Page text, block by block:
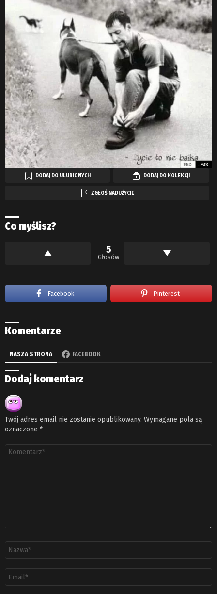
DODAJ DO ULUBIONYCH DODAJ DO KOLEKCJI
ZGŁOŚ NADUŻYCIE
Co myślisz?
5
Głosów
Facebook Pinterest
Komentarze
NASZA STRONA FACEBOOK
Dodaj komentarz
Twój adres email nie zostanie opublikowany. Wymagane pola są
oznaczone *
Komentarz
email
*